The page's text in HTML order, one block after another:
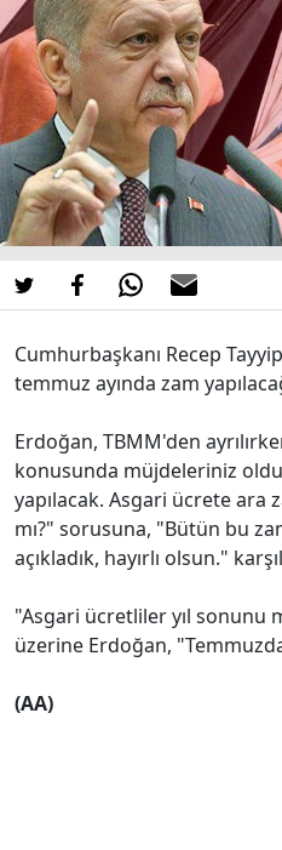
Cumhurbaşkanı Recep
temmuz ayında zam
Erdoğan, TBMM'den
konusunda müjdeleriniz
yapılacak. Asgari ücrete ara
mı?" sorusuna, "Bütün bu
açıkladık, hayırlı olsun."
"Asgari ücretliler yıl sonunu
üzerine Erdoğan,
(AA)